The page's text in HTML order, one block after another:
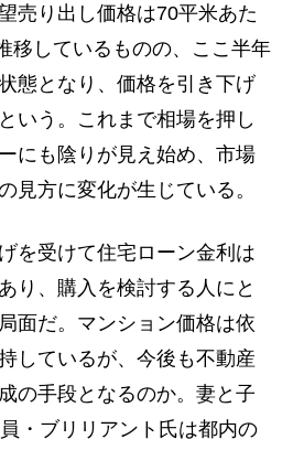
売り出し価格は70平米あた
移しているものの、ここ半年
態となり、価格を引き下げ
いう。これまで相場を押し
にも陰りが見え始め、市場
見方に変化が生じている。
を受けて住宅ローン金利は
り、購入を検討する人にと
面だ。マンション価格は依
しているが、今後も不動産
の手段となるのか。妻と子
・ブリリアント氏は都内の